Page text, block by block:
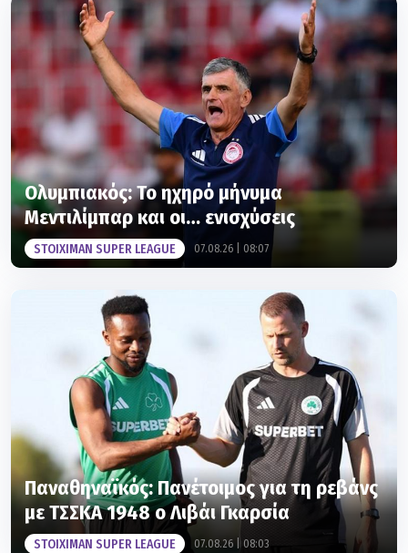
Ολυμπιακός: Το ηχηρό μήνυμα
Μεντιλίμπαρ και οι… ενισχύσεις
STOIXIMAN SUPER LEAGUE 07.08.26 | 08:07
Παναθηναϊκός: Πανέτοιμος για τη ρεβάνς
με ΤΣΣΚΑ 1948 ο Λιβάι Γκαρσία
STOIXIMAN SUPER LEAGUE 07.08.26 | 08:03